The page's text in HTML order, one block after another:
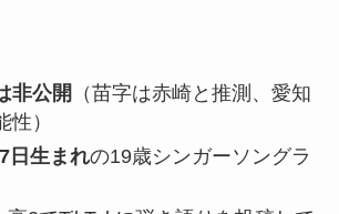
非公開 （苗字は赤崎と推測、愛知
）
日生まれの19歳シンガーソングラ